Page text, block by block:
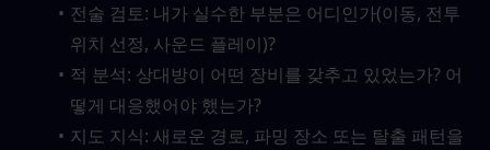
전술 검토: 내가 실수한 부분은 어디인가(이동, 전투
위치 선정, 사운드 플레이)?
적 분석: 상대방이 어떤 장비를 갖추고 있었는가? 어
떻게 대응했어야 했는가?
지도 지식: 새로운 경로, 파밍 장소 또는 탈출 패턴을